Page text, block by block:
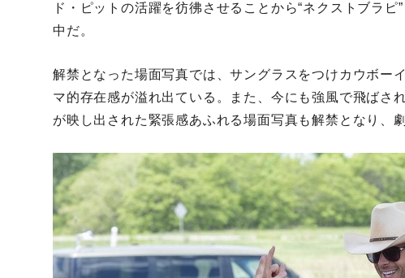
ド・ピットの活躍を彷彿させることから“ネクストブラ
中だ。
解禁となった場面写真では、サングラスをつけカウボー
マ的存在感が溢れ出ている。また、今にも強風で飛ばさ
が映し出された緊張感あふれる場面写真も解禁となり、